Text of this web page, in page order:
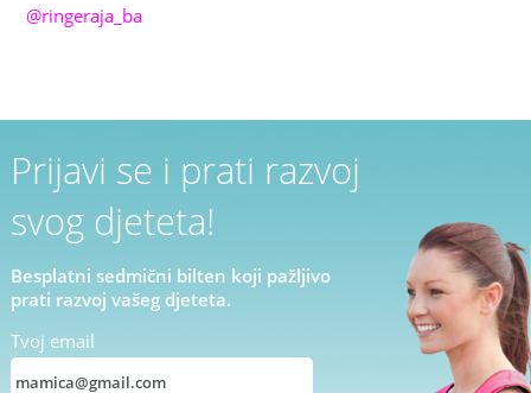
@ringeraja_ba
Prijavi se i prati razvoj
svog djeteta!
Besplatni sedmični bilten koji pažljivo
prati razvoj vašeg djeteta.
Tvoj email